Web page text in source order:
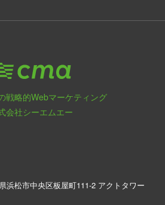
戦略的Webマーケティング
会社シーエムエー
浜松市中央区板屋町111-2 アクトタワー